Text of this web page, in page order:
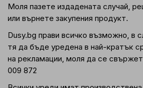
Моля пазете издадената случай,
или върнете закупения продукт.
Dusy.bg прави всичко възможно, в
тя да бъде уредена в най-кратък
на рекламации, моля да се
009 872